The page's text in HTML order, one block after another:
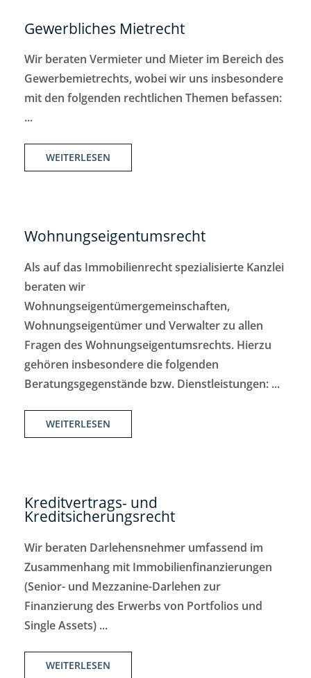
Gewerbliches Mietrecht
Wir beraten Vermieter und Mieter im Bereich des
Gewerbemietrechts, wobei wir uns insbesondere
mit den folgenden rechtlichen Themen befassen:
...
WEITERLESEN
Wohnungseigentumsrecht
Als auf das Immobilienrecht spezialisierte Kanzlei
beraten wir
Wohnungseigentümergemeinschaften,
Wohnungseigentümer und Verwalter zu allen
Fragen des Wohnungseigentumsrechts. Hierzu
gehören insbesondere die folgenden
Beratungsgegenstände bzw. Dienstleistungen: ...
WEITERLESEN
Kreditvertrags- und
Kreditsicherungsrecht
Wir beraten Darlehensnehmer umfassend im
Zusammenhang mit Immobilienfinanzierungen
(Senior- und Mezzanine-Darlehen zur
Finanzierung des Erwerbs von Portfolios und
Single Assets) ...
WEITERLESEN